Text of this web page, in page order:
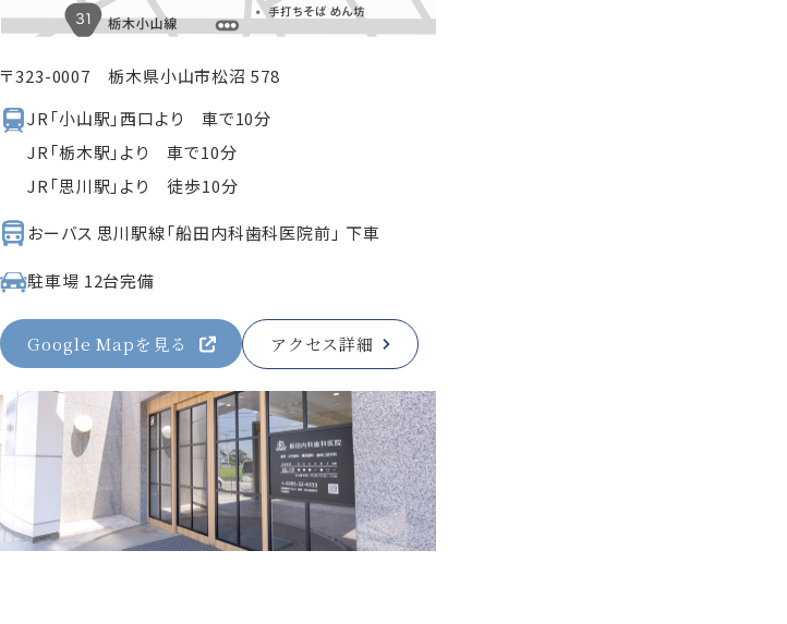
〒323-0007 栃木県小山市松沼 578
JR「小山駅」西口より 車で10分
JR「栃木駅」より 車で10分
JR「思川駅」より 徒歩10分
おーバス 思川駅線「船田内科歯科医院前」 下車
駐車場 12台完備
Google Mapを見る アクセス詳細